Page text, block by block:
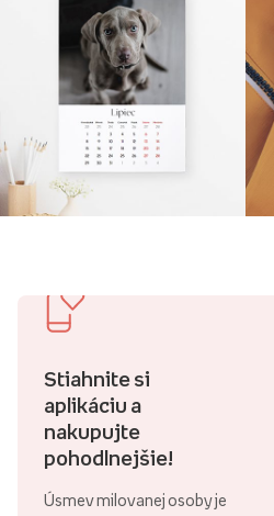
Stiahnite si
aplikáciu a
nakupujte
pohodlnejšie!
Úsmev milovanej osoby je